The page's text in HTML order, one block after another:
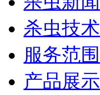
杀虫技术
服务范围
产品展示